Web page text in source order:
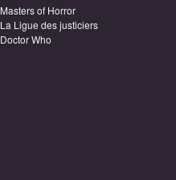
Masters of Horror
La Ligue des justiciers
Doctor Who